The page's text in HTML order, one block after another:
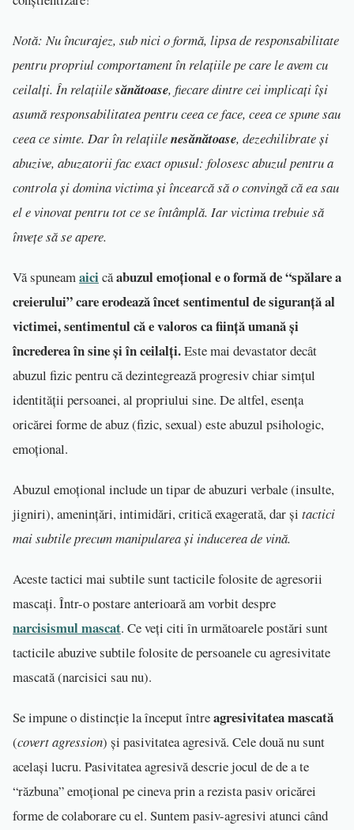
Notă: Nu încurajez, sub nici o formă, lipsa de responsabilitate
pentru propriul comportament în relațiile pe care le avem cu
ceilalți. În relațiilesănătoase, fiecare dintre cei implicați își
asumă responsabilitatea pentru ceea ce face, ceea ce spune sau
ceea ce simte. Dar în relațiilenesănătoase, dezechilibrate și
abuzive, abuzatorii fac exact opusul: folosesc abuzul pentru a
controla și domina victima și încearcă să o convingă că ea sau
el e vinovat pentru tot ce se întâmplă. Iar victima trebuie să
învețe să se apere.
Vă spuneamaicicăabuzul emoțional e o formă de “spălare a
creierului” care erodează încet sentimentul de siguranță al
victimei, sentimentul că e valoros ca ființă umană și
încrederea în sine și în ceilalți.Este mai devastator decât
abuzul fizic pentru că dezintegrează progresiv chiar simțul
identității persoanei, al propriului sine. De altfel, esența
oricărei forme de abuz (fizic, sexual) este abuzul psihologic,
emoțional.
Abuzul emoțional include un tipar de abuzuri verbale (insulte,
jigniri), amenințări, intimidări, critică exagerată, dar și tactici
mai subtile precum manipularea și inducerea de vină.
Aceste tactici mai subtile sunt tacticile folosite de agresorii
mascați. Într-o postare anterioară am vorbit despre
narcisismul mascat. Ce veți citi în următoarele postări sunt
tacticile abuzive subtile folosite de persoanele cu agresivitate
mascată (narcisici sau nu).
Se impune o distincție la început întreagresivitatea mascată
(covert agression) și pasivitatea agresivă. Cele două nu sunt
același lucru. Pasivitatea agresivă descrie jocul de de a te
“răzbuna” emoțional pe cineva prin a rezista pasiv oricărei
forme de colaborare cu el. Suntem pasiv-agresivi atunci când